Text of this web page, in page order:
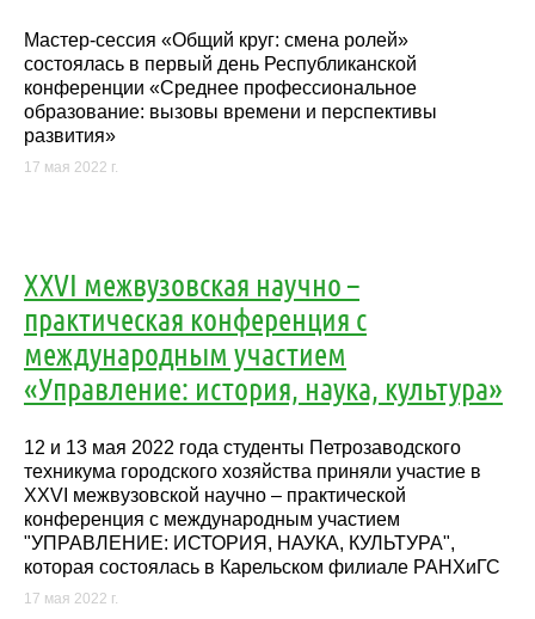
Мастер-сессия «Общий круг: смена ролей»
состоялась в первый день Республиканской
конференции «Среднее профессиональное
образование: вызовы времени и перспективы
развития»
17 мая 2022 г.
XXVI межвузовская научно –
практическая конференция с
международным участием
«Управление: история, наука, культура»
12 и 13 мая 2022 года студенты Петрозаводского
техникума городского хозяйства приняли участие в
XXVI межвузовской научно – практической
конференция с международным участием
"УПРАВЛЕНИЕ: ИСТОРИЯ, НАУКА, КУЛЬТУРА",
которая состоялась в Карельском филиале РАНХиГС
17 мая 2022 г.